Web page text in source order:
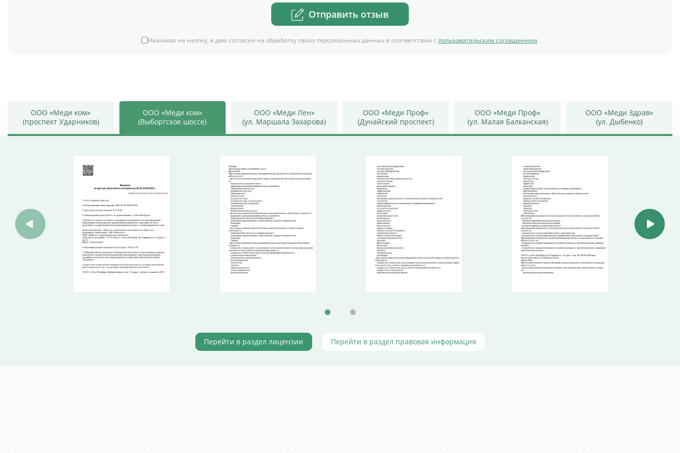
Отправить отзыв
Нажимая на кнопку, я даю согласие на обработку своих персональных данных в соответствии с пользовательским соглашением.
ООО «Меди ком»
(проспект Ударников)
ООО «Меди ком»
(Выборгское шоссе)
ООО «Меди Лен»
(ул. Маршала Захарова)
ООО «Меди Проф»
(Дунайский проспект)
ООО «Меди Проф»
(ул. Малая Балканская)
ООО «Меди Здрав»
(ул. Дыбенко)
Перейти в раздел лицензии Перейти в раздел правовая информация